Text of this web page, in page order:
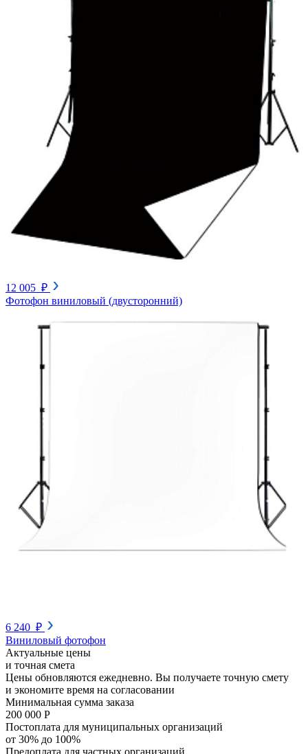
12 005 ₽
Фотофон виниловый (двусторонний)
6 240 ₽
Виниловый фотофон
Актуальные цены
и точная смета
Цены обновляются ежедневно. Вы получаете точную смету
и экономите время на согласовании
Минимальная сумма заказа
200 000 Р
Постоплата для муниципальных организаций
от 30% до 100%
Предоплата для частных организаций